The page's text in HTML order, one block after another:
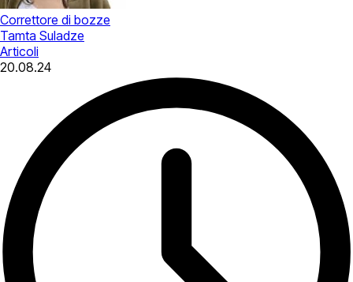
Correttore di bozze
Tamta Suladze
Articoli
20.08.24